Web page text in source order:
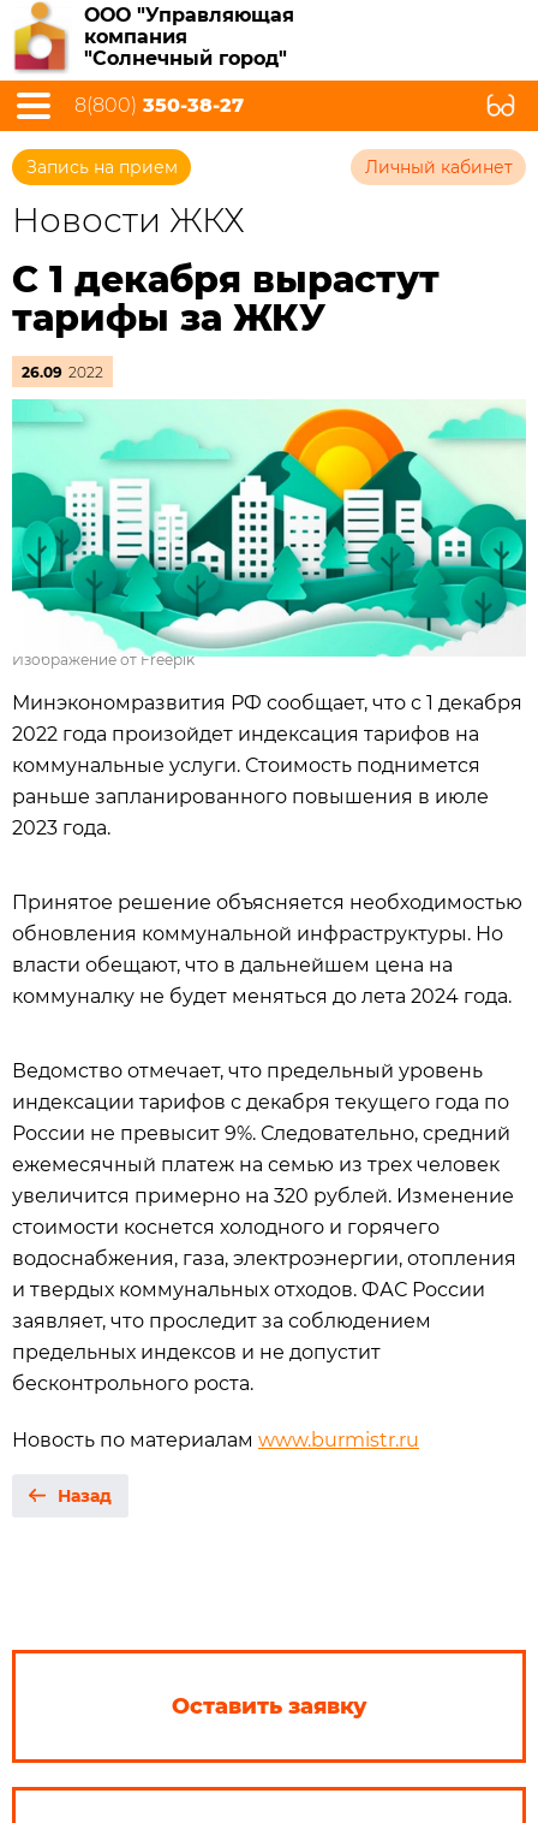
ООО "Управляющая
компания
"Солнечный город"
8(800) 350-38-27
Запись на прием Личный кабинет
Новости ЖКХ
С 1 декабря вырастут
тарифы за ЖКУ
26.09 2022
Изображение от Freepik
Минэкономразвития РФ сообщает, что с 1 декабря
2022 года произойдет индексация тарифов на
коммунальные услуги. Стоимость поднимется
раньше запланированного повышения в июле
2023 года.
Принятое решение объясняется необходимостью
обновления коммунальной инфраструктуры. Но
власти обещают, что в дальнейшем цена на
коммуналку не будет меняться до лета 2024 года.
Ведомство отмечает, что предельный уровень
индексации тарифов с декабря текущего года по
России не превысит 9%. Следовательно, средний
ежемесячный платеж на семью из трех человек
увеличится примерно на 320 рублей. Изменение
стоимости коснется холодного и горячего
водоснабжения, газа, электроэнергии, отопления
и твердых коммунальных отходов. ФАС России
заявляет, что проследит за соблюдением
предельных индексов и не допустит
бесконтрольного роста.
Новость по материалам www.burmistr.ru
Назад
Оставить заявку